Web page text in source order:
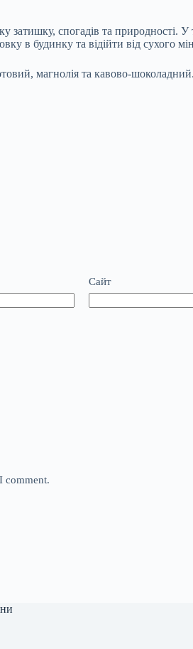
затишку, спогадів та природності.
в будинку та відійти від сухого
магнолія та кавово-
Сайт
comment.